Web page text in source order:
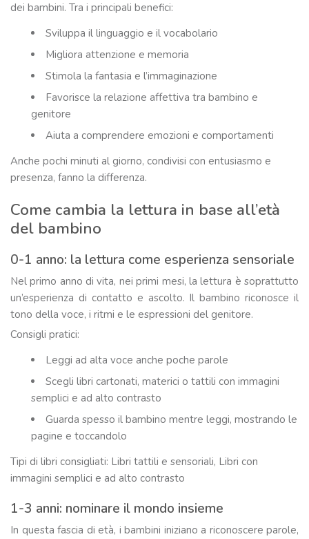
dei bambini. Tra i principali benefici:
Sviluppa il linguaggio e il vocabolario
Migliora attenzione e memoria
Stimola la fantasia e l’immaginazione
Favorisce la relazione affettiva tra bambino e
genitore
Aiuta a comprendere emozioni e comportamenti
Anche pochi minuti al giorno, condivisi con entusiasmo e
presenza, fanno la differenza.
Come cambia la lettura in base all’età
del bambino
0-1 anno: la lettura come esperienza sensoriale
Nel primo anno di vita, nei primi mesi, la lettura è soprattutto
un’esperienza di contatto e ascolto. Il bambino riconosce il
tono della voce, i ritmi e le espressioni del genitore.
Consigli pratici:
Leggi ad alta voce anche poche parole
Scegli libri cartonati, materici o tattili con immagini
semplici e ad alto contrasto
Guarda spesso il bambino mentre leggi, mostrando le
pagine e toccandolo
Tipi di libri consigliati: Libri tattili e sensoriali, Libri con
immagini semplici e ad alto contrasto
1-3 anni: nominare il mondo insieme
In questa fascia di età, i bambini iniziano a riconoscere parole,